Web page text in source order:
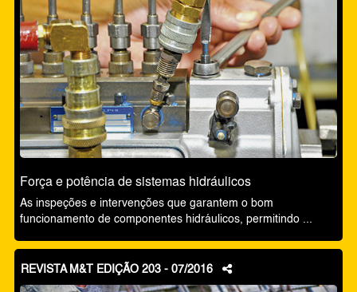
Força e potência de sistemas hidráulicos
As inspeções e intervenções que garantem o bom
funcionamento de componentes hidráulicos, permitindo ...
REVISTA M&T EDIÇÃO 203 - 07/2016